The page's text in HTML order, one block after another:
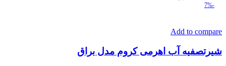
-7%
Add to compare
شیرتصفیه آب اهرمی کروم مدل براق